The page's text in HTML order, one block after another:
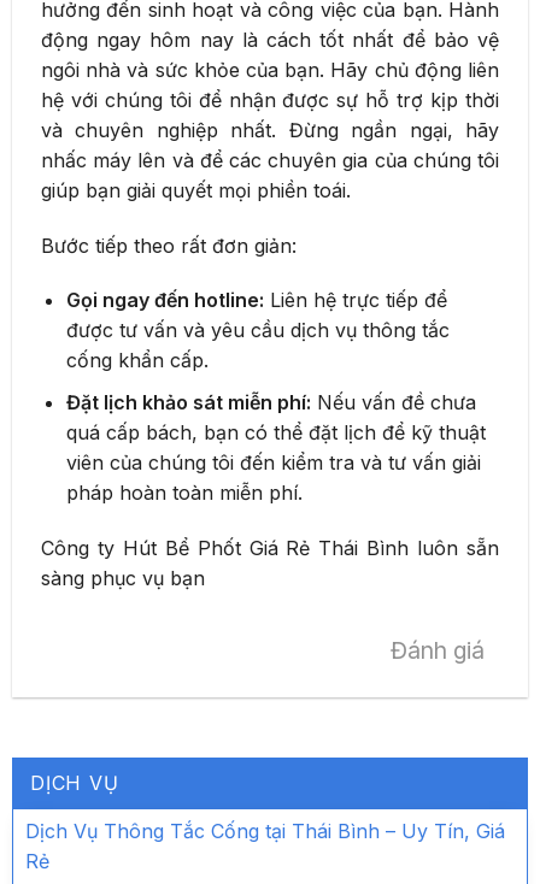
hưởng đến sinh hoạt và công việc của bạn. Hành
động ngay hôm nay là cách tốt nhất để bảo vệ
ngôi nhà và sức khỏe của bạn. Hãy chủ động liên
hệ với chúng tôi để nhận được sự hỗ trợ kịp thời
và chuyên nghiệp nhất. Đừng ngần ngại, hãy
nhấc máy lên và để các chuyên gia của chúng tôi
giúp bạn giải quyết mọi phiền toái.
Bước tiếp theo rất đơn giản:
Gọi ngay đến hotline: Liên hệ trực tiếp để
được tư vấn và yêu cầu dịch vụ thông tắc
cống khẩn cấp.
Đặt lịch khảo sát miễn phí: Nếu vấn đề chưa
quá cấp bách, bạn có thể đặt lịch để kỹ thuật
viên của chúng tôi đến kiểm tra và tư vấn giải
pháp hoàn toàn miễn phí.
Công ty Hút Bể Phốt Giá Rẻ Thái Bình luôn sẵn
sàng phục vụ bạn
Đánh giá
DỊCH VỤ
Dịch Vụ Thông Tắc Cống tại Thái Bình – Uy Tín, Giá
Rẻ